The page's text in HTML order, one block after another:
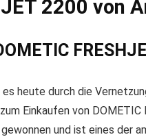
2200 von
heute durch die
Einkaufen von DOMETIC
und ist eines der